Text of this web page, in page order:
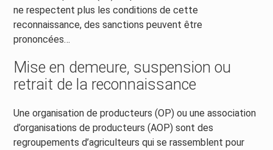
ne respectent plus les conditions de cette
reconnaissance, des sanctions peuvent être
prononcées…
Mise en demeure, suspension ou
retrait de la reconnaissance
Une organisation de producteurs (OP) ou une association
d’organisations de producteurs (AOP) sont des
regroupements d’agriculteurs qui se rassemblent pour